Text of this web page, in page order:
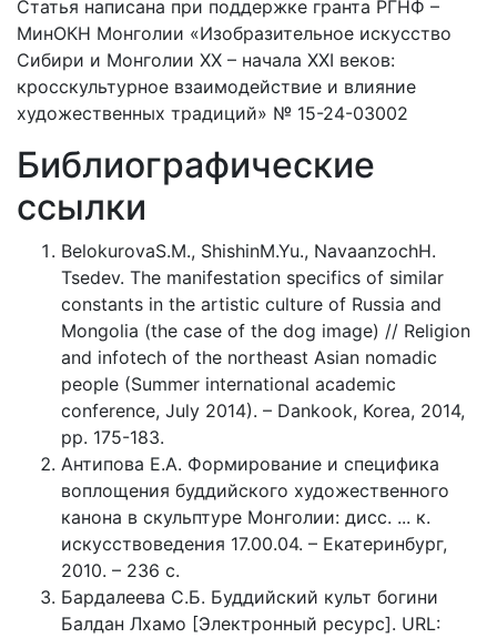
Статья написана при поддержке гранта РГНФ –
МинОКН Монголии «Изобразительное искусство
Сибири и Монголии XX – начала XXI веков:
кросскультурное взаимодействие и влияние
художественных традиций» № 15-24-03002
Библиографические
ссылки
BelokurovaS.M., ShishinM.Yu., NavaanzochH.
Tsedev. The manifestation specifics of similar
constants in the artistic culture of Russia and
Mongolia (the case of the dog image) // Religion
and infotech of the northeast Asian nomadic
people (Summer international academic
conference, July 2014). – Dankook, Korea, 2014,
pp. 175-183.
Антипова Е.А. Формирование и специфика
воплощения буддийского художественного
канона в скульптуре Монголии: дисс. ... к.
искусствоведения 17.00.04. – Екатеринбург,
2010. – 236 с.
Бардалеева С.Б. Буддийский культ богини
Балдан Лхамо [Электронный ресурс]. URL: